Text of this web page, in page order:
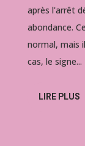
après l'arrêt
abondance.
normal, mais
cas, le signe...
LIRE PLUS